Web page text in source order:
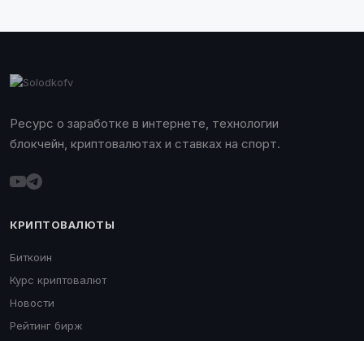
Ресурс о заработке в интернете, технологии
блокчейн, криптовалютах и ставках на спорт.
КРИПТОВАЛЮТЫ
Биткоин
Курс криптовалют
Новости
Рейтинг бирж